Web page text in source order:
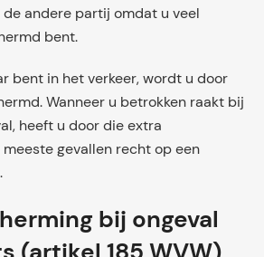
andere partij omdat u veel
bent.
bent in het verkeer, wordt u door
Wanneer u betrokken raakt bij
heeft u door die extra
gevallen recht op een
bij ongeval